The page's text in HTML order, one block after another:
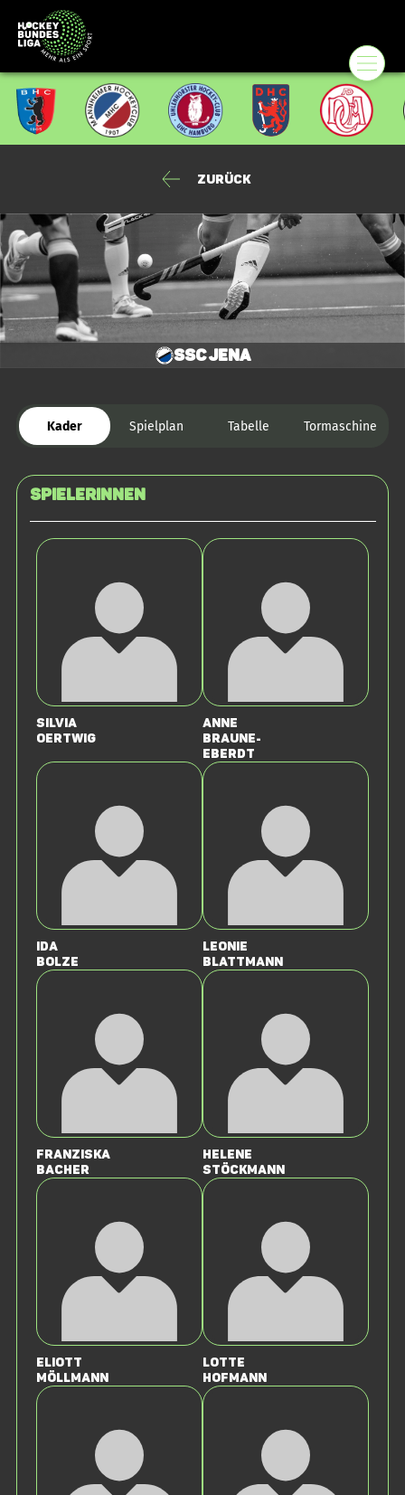
Zurück
SSC Jena
Kader Spielplan Tabelle Tormaschine
SPIELERINNEN
Silvia
Oertwig
Anne
Braune-
Eberdt
Ida
Bolze
Leonie
Blattmann
Franziska
Bacher
Helene
Stöckmann
Eliott
Möllmann
Lotte
Hofmann